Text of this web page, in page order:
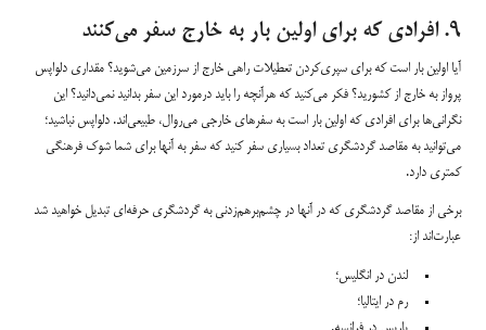
۹. افرادی که برای اولین بار به خارج سفر می‌کنند
آیا اولین بار است که برای سپری‌کردن تعطیلات راهی خارج از سرزمین می‌شوید؟ مقداری دلواپس
پرواز به خارج از کشورید؟ فکر می‌کنید که هرآنچه را باید درمورد این سفر بدانید نمی‌دانید؟ این
نگرانی‌ها برای افرادی که اولین بار است به سفرهای خارجی می‌روال، طبیعی‌اند. دلواپس نباشید؛
می‌توانید به مقاصد گردشگری تعداد بسیاری سفر کنید که سفر به آنها برای شما شوک فرهنگی
کمتری دارد.
برخی از مقاصد گردشگری که در آنها در چشم‌برهم‌زدنی به گردشگری حرفه‌ای تبدیل خواهید شد
عبارت‌اند از:
لندن در انگلیس؛
رم در ایتالیا؛